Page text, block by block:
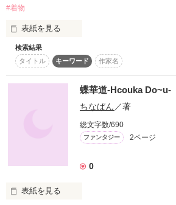
#着物
表紙を見る
好きになった彼は、清楚な女性が好みのタ
ならば、あなたのために私は生まれ変わ
でも美しくなれるのだから！
あなたに相応しい女になりたい。あなた
たが恥じることのない女になりたい。
「ヤテベコッハアユ（愛してる）」
検索結果
タイトル
キーワード 作家名
蝶華道-Hcouka Do~u-
ちなぱん ／著
総文字数/690
ファンタジー 2ページ
0
表紙を見る